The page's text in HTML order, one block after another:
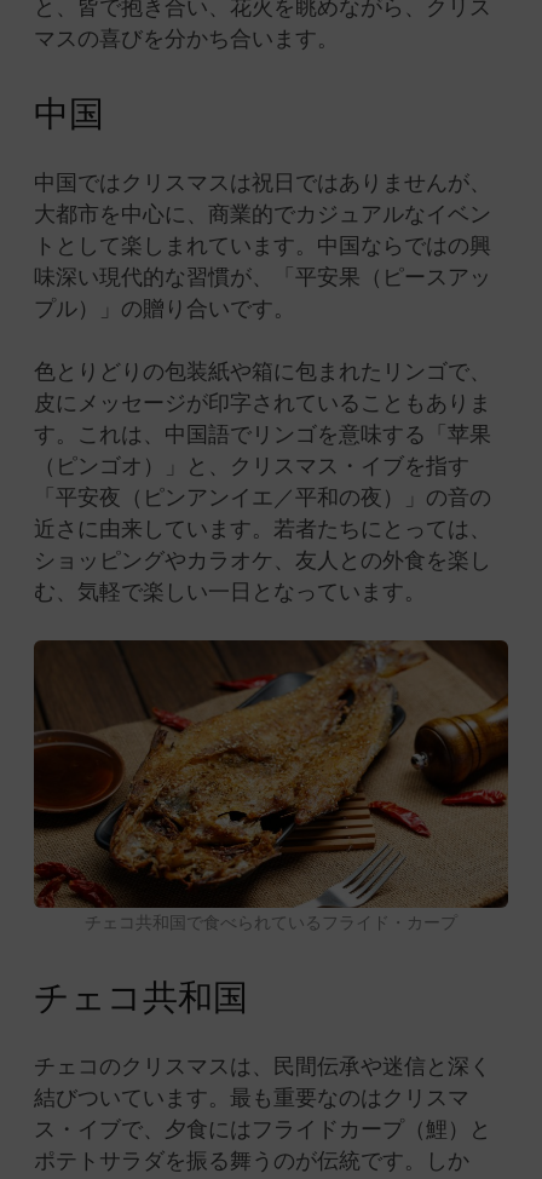
と、皆で抱き合い、花火を眺めながら、クリス
マスの喜びを分かち合います。
中国
中国ではクリスマスは祝日ではありませんが、
大都市を中心に、商業的でカジュアルなイベン
トとして楽しまれています。中国ならではの興
味深い現代的な習慣が、「平安果（ピースアッ
プル）」の贈り合いです。
色とりどりの包装紙や箱に包まれたリンゴで、
皮にメッセージが印字されていることもありま
す。これは、中国語でリンゴを意味する「苹果
（ピンゴオ）」と、クリスマス・イブを指す
「平安夜（ピンアンイエ／平和の夜）」の音の
近さに由来しています。若者たちにとっては、
ショッピングやカラオケ、友人との外食を楽し
む、気軽で楽しい一日となっています。
チェコ共和国で食べられているフライド・カープ
チェコ共和国
チェコのクリスマスは、民間伝承や迷信と深く
結びついています。最も重要なのはクリスマ
ス・イブで、夕食にはフライドカープ（鯉）と
ポテトサラダを振る舞うのが伝統です。しか